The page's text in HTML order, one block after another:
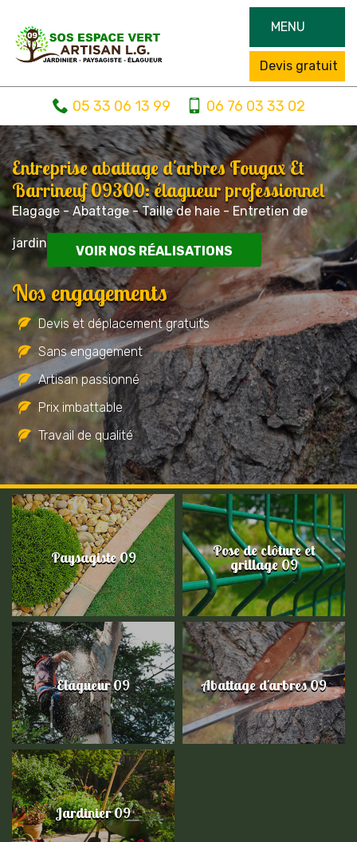
MENU
Devis gratuit
05 33 06 13 99 06 76 03 33 02
Entreprise abattage d'arbres Fougax Et
Barrineuf 09300: élagueur professionnel
Elagage - Abattage - Taille de haie - Entretien de
jardin
VOIR NOS RÉALISATIONS
Nos engagements
Devis et déplacement gratuits
Sans engagement
Artisan passionné
Prix imbattable
Travail de qualité
Paysagiste 09 Pose de clôture et
grillage 09
Elagueur 09 Abattage d'arbres 09
Jardinier 09